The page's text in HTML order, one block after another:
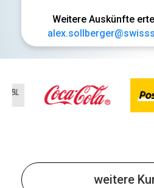
Weitere Auskünfte
weitere